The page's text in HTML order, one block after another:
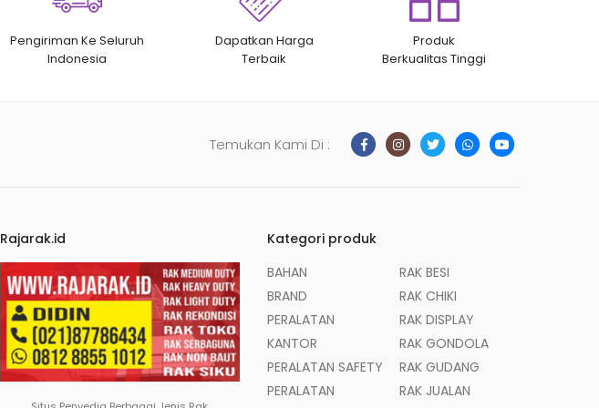
Pengiriman Ke Seluruh
Indonesia
Dapatkan Harga
Terbaik
Produk
Berkualitas Tinggi
Temukan Kami Di :
Rajarak.id
Kategori produk
BAHAN
BRAND
PERALATAN
KANTOR
PERALATAN SAFETY
PERALATAN
RAK BESI
RAK CHIKI
RAK DISPLAY
RAK GONDOLA
RAK GUDANG
RAK JUALAN